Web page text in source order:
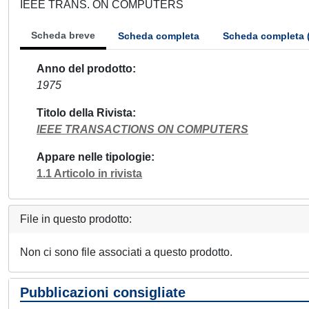
IEEE TRANS. ON COMPUTERS
Scheda breve Scheda completa Scheda completa
Anno del prodotto
1975
Titolo della Rivista
IEEE TRANSACTIONS ON COMPUTERS
Appare nelle tipologie
1.1 Articolo in rivista
File in questo prodotto:
Non ci sono file associati a questo prodotto.
Pubblicazioni consigliate